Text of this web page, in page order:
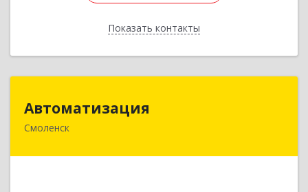
Показать контакты
Назад
Автоматизация
Смоленск214019, Смоленская обл, Смоленск г, Марии